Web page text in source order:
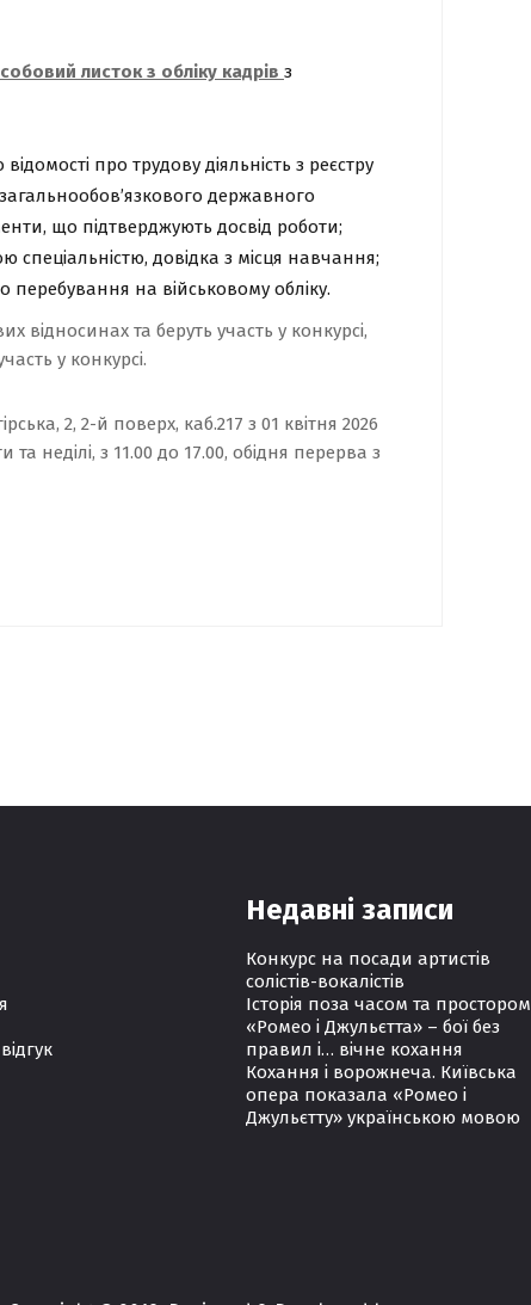
листок з обліку кадрів з
про трудову діяльність з реєстру
державного
що підтверджують досвід роботи;
спеціальністю, довідка з місця навчання;
перебування на військовому обліку.
відносинах та беруть участь у конкурсі,
у конкурсі.
2, 2-й поверх, каб.217 з 01 квітня 2026
неділі, з 11.00 до 17.00, обідня перерва з
Недавні записи
Конкурс на посади артистів
солістів-вокалістів
Історія поза часом та простором
«Ромео і Джульєтта» – бої без
правил і… вічне кохання
Кохання і ворожнеча. Київська
опера показала «Ромео і
Джульєтту» українською мовою